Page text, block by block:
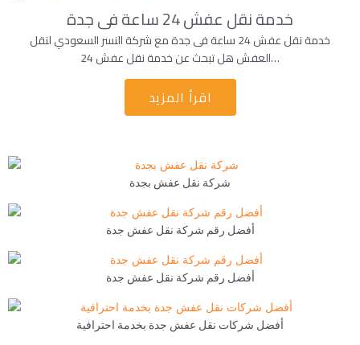
خدمة نقل عفش 24 ساعة فى جدة
خدمة نقل عفش 24 ساعة فى جدة مع شركة النسر السعودي لنقل
العفش هل تبحث عن خدمة نقل عفش 24…
اقرأ المزيد
شركة نقل عفش بجدة
أفضل رقم شركة نقل عفش جدة
أفضل رقم شركة نقل عفش جدة
أفضل شركات نقل عفش جدة بخدمة احترافية